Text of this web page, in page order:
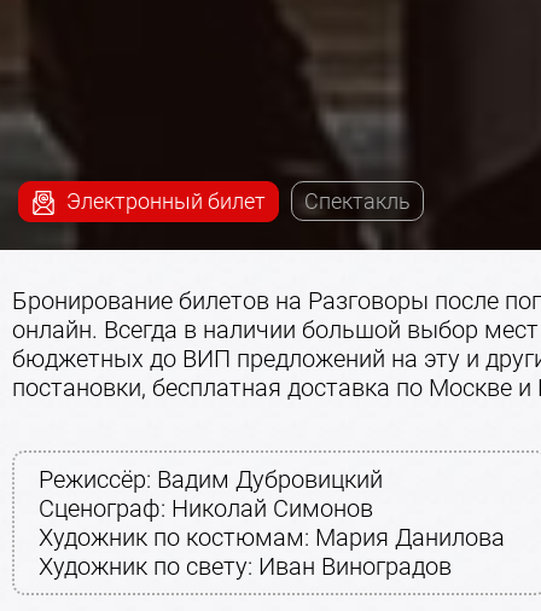
Электронный билет Спектакль
Бронирование билетов на Разговоры после
онлайн. Всегда в наличии большой выбор
бюджетных до ВИП предложений на эту и
постановки, бесплатная доставка по Москве и
Режиссёр: Вадим Дубровицкий
Сценограф: Николай Симонов
Художник по костюмам: Мария Данилова
Художник по свету: Иван Виноградов